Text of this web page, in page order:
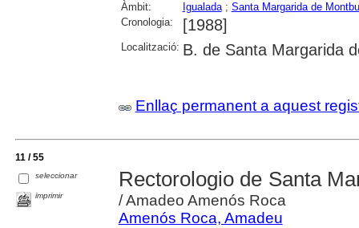
Àmbit: Igualada; Santa Margarida de
Cronologia:
[1988]
Localització: B. de Santa Margarida
Enllaç permanent a aquest
11 / 55
seleccionar
imprimir
Rectorologio de Santa
/ Amadeo Amenós Roca
Amenós Roca, Amadeu